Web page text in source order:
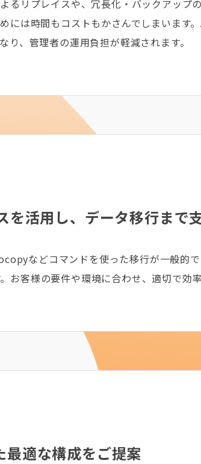
るリプレイスや、冗長化・バックアップ
には時間もコストもかさんでしまいます
り、管理者の運用負担が軽減されます。
を活用し、データ移行まで
などコマンドを使った移行が一般的
お客様の要件や環境に合わせ、適切で効
最適な構成をご提案